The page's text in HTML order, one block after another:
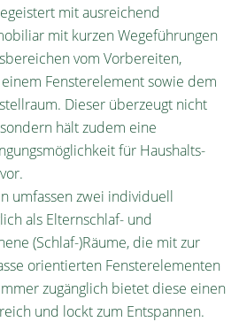
mit ausreichend
mit kurzen Wegeführungen
vom Vorbereiten,
Fensterelement sowie dem
Dieser überzeugt nicht
hält zudem eine
für Haushalts-
umfassen zwei individuell
als Elternschlaf- und
(Schlaf-)Räume, die mit zur
orientierten Fensterelementen
zugänglich bietet diese einen
und lockt zum Entspannen.